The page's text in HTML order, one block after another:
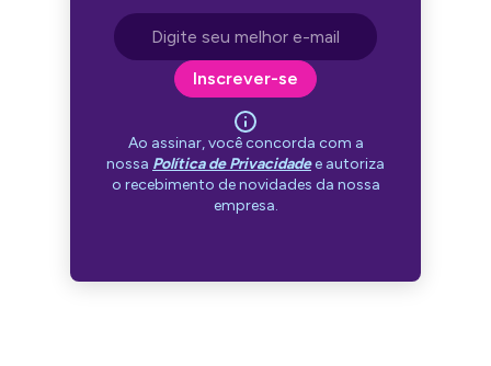
Endereço de e-mail
Inscrever-se
Ao assinar, você concorda com a
nossa Política de Privacidadee autoriza
o recebimento de novidades da nossa
empresa.